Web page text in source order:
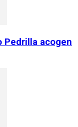
Pedrilla acogen